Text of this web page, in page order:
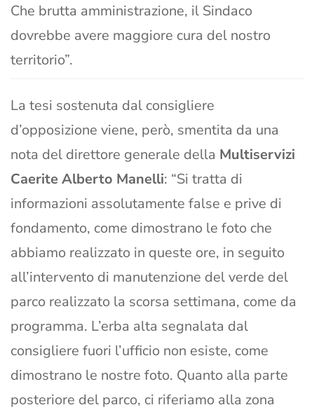
Che brutta amministrazione, il Sindaco
dovrebbe avere maggiore cura del nostro
territorio”.
La tesi sostenuta dal consigliere
d’opposizione viene, però, smentita da una
nota del direttore generale della Multiservizi
Caerite Alberto Manelli: “Si tratta di
informazioni assolutamente false e prive di
fondamento, come dimostrano le foto che
abbiamo realizzato in queste ore, in seguito
all’intervento di manutenzione del verde del
parco realizzato la scorsa settimana, come da
programma. L’erba alta segnalata dal
consigliere fuori l’ufficio non esiste, come
dimostrano le nostre foto. Quanto alla parte
posteriore del parco, ci riferiamo alla zona